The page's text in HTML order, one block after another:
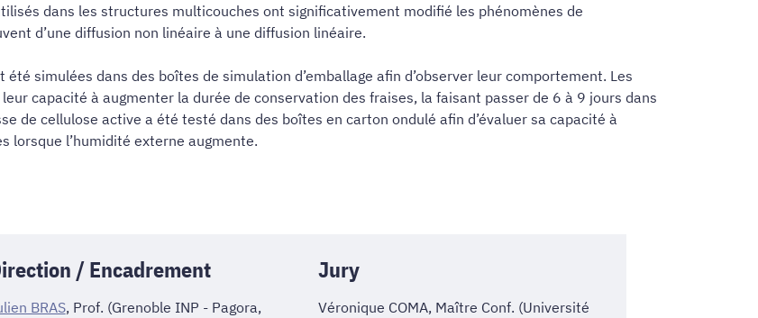
dans les structures multicouches ont significativement modifié les phénomènes de
d’une diffusion non linéaire à une diffusion linéaire.
simulées dans des boîtes de simulation d’emballage afin d’observer leur comportement. Les
capacité à augmenter la durée de conservation des fraises, la faisant passer de 6 à 9 jours dans
de cellulose active a été testé dans des boîtes en carton ondulé afin d’évaluer sa capacité à
lorsque l’humidité externe augmente.
/ Encadrement
BRAS, Prof. (Grenoble INP - Pagora,
Jury
Véronique COMA, Maître Conf. (Université